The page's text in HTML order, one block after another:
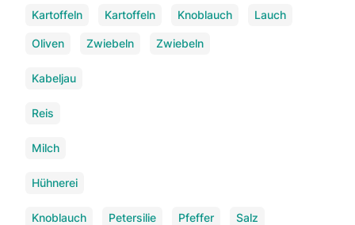
Kartoffeln Kartoffeln Knoblauch Lauch
Oliven Zwiebeln Zwiebeln
Kabeljau
Reis
Milch
Hühnerei
Knoblauch Petersilie Pfeffer Salz